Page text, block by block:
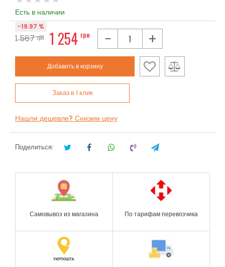
Есть в наличии
1 567 грн 1 254 грн
-19.97 %
− +
Добавить в корзину
Заказ в 1 клик
Нашли дешевле? Снизим цену
Поделиться:
Самовывоз из магазина По тарифам перевозчика